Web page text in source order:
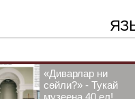
«Диварлар ни
сөйли?» - Тукай
музеена 40 ел!